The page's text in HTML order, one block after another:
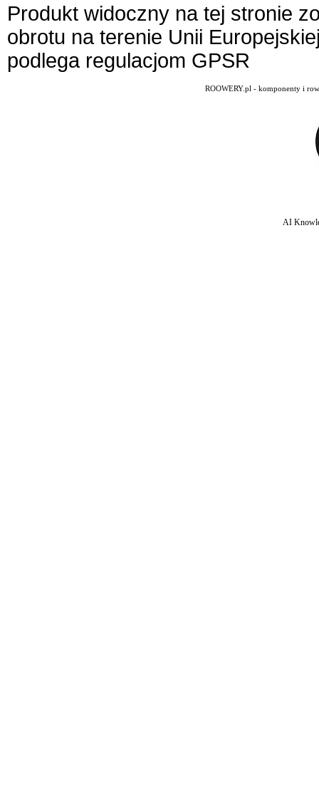
Produkt widoczny na tej stronie
obrotu na terenie Unii
podlega regulacjom GPSR
ROOWERY.pl - komponenty i
AI